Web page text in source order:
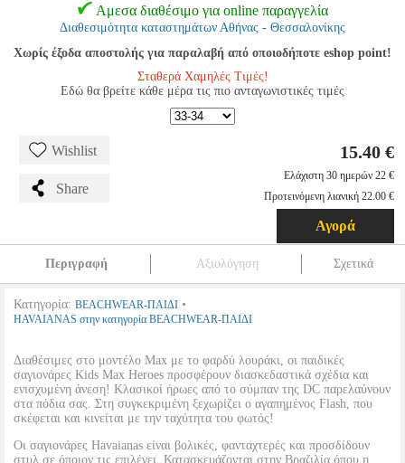
Αμεσα διαθέσιμο για online παραγγελία
Διαθεσιμότητα καταστημάτων Αθήνας - Θεσσαλονίκης
Χωρίς έξοδα αποστολής για παραλαβή από οποιοδήποτε eshop point!
Σταθερά Χαμηλές Τιμές!
Εδώ θα βρείτε κάθε μέρα τις πιο ανταγωνιστικές τιμές
Wishlist
Share
15.40 €
Ελάχιστη 30 ημερών 22 €
Προτεινόμενη λιανική 22.00 €
Αγορά
Περιγραφή Αξιολόγηση Σχετικά
Κατηγορία: BEACHWEAR-ΠΑΙΔΙ •
HAVAIANAS στην κατηγορία BEACHWEAR-ΠΑΙΔΙ
Διαθέσιμες στο μοντέλο Max με το φαρδύ λουράκι, οι παιδικές
σαγιονάρες Kids Max Heroes προσφέρουν διασκεδαστικά σχέδια και
ενισχυμένη άνεση! Κλασικοί ήρωες από το σύμπαν της DC παρελαύνουν
στα πόδια σας. Στη συγκεκριμένη ξεχωρίζει ο αγαπημένος Flash, που
σκέφεται και κινείται με την ταχύτητα του φωτός!
Οι σαγιονάρες Havaianas είναι βολικές, φανταχτερές και προσδίδουν
στυλ σε όποιον τις επιλέγει. Κατασκευάζονται στην Βραζιλία όπου η